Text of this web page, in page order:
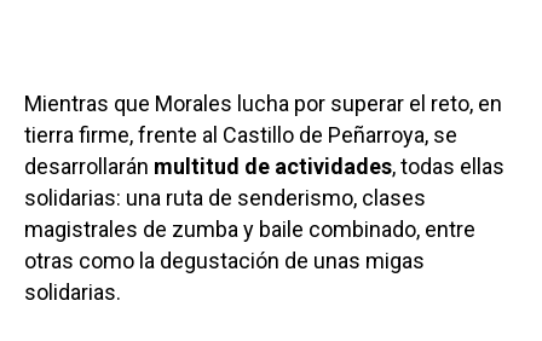
Mientras que Morales lucha por superar el reto, en
tierra firme, frente al Castillo de Peñarroya, se
desarrollarán multitud de actividades, todas ellas
solidarias: una ruta de senderismo, clases
magistrales de zumba y baile combinado, entre
otras como la degustación de unas migas
solidarias.